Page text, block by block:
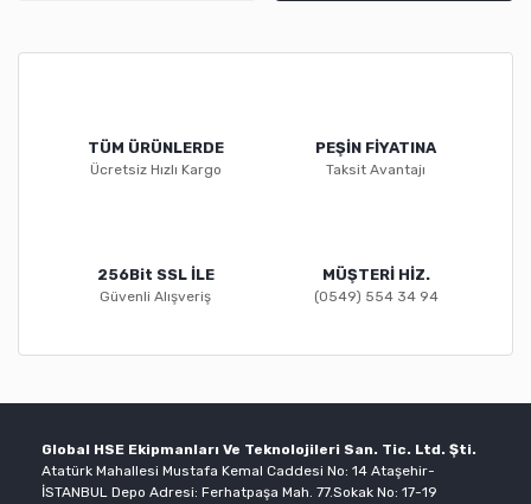
TÜM ÜRÜNLERDE
Ücretsiz Hızlı Kargo
PEŞİN FİYATINA
Taksit Avantajı
256Bit SSL İLE
Güvenli Alışveriş
MÜŞTERİ HİZ.
(0549) 554 34 94
Global HSE Ekipmanları Ve Teknolojileri San. Tic. Ltd. Şti.
Atatürk Mahallesi Mustafa Kemal Caddesi No: 14 Ataşehir-
İSTANBUL Depo Adresi: Ferhatpaşa Mah. 77.Sokak No: 17-19